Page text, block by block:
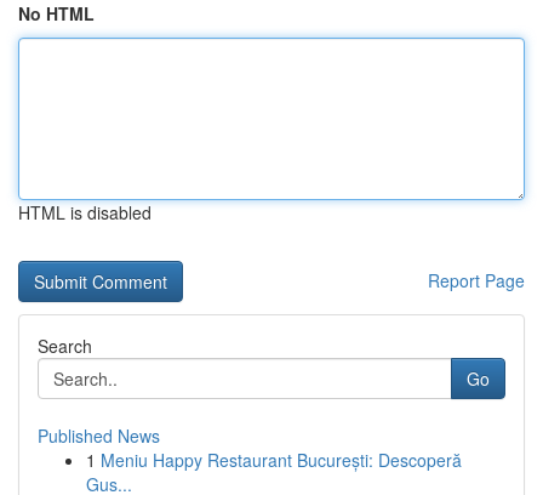
No HTML
HTML is disabled
Report Page
Search
Go
Published News
1 Meniu Happy Restaurant București: Descoperă
Gus...